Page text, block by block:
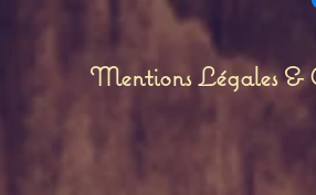
Mentions Légales &